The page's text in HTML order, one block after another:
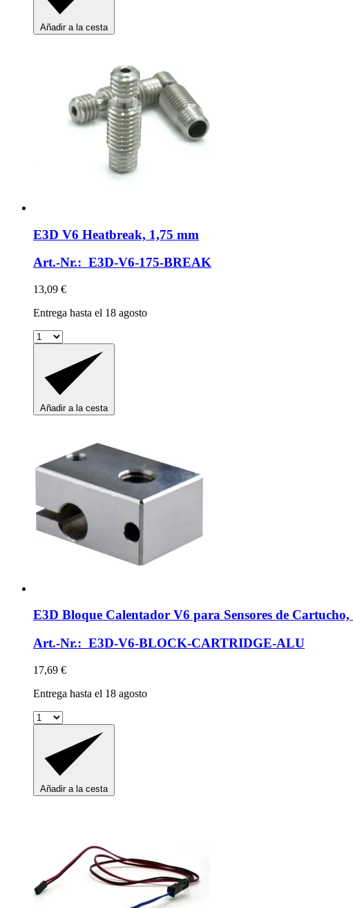
Añadir a la cesta
E3D V6 Heatbreak, 1,75 mm
Art.-Nr.: E3D-V6-175-BREAK
13,09 €
Entrega hasta el 18 agosto
Añadir a la cesta
E3D Bloque Calentador V6 para Sensores de Cartucho,
Art.-Nr.: E3D-V6-BLOCK-CARTRIDGE-ALU
17,69 €
Entrega hasta el 18 agosto
Añadir a la cesta